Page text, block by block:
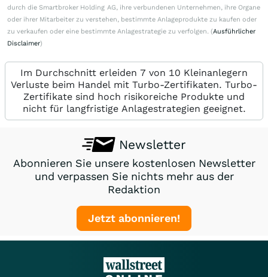
durch die Smartbroker Holding AG, ihre verbundenen Unternehmen, ihre Organe
oder ihrer Mitarbeiter zu verstehen, bestimmte Anlageprodukte zu kaufen oder
zu verkaufen oder eine bestimmte Anlagestrategie zu verfolgen. (Ausführlicher
Disclaimer)
Im Durchschnitt erleiden 7 von 10 Kleinanlegern
Verluste beim Handel mit Turbo-Zertifikaten. Turbo-
Zertifikate sind hoch risikoreiche Produkte und
nicht für langfristige Anlagestrategien geeignet.
Newsletter
Abonnieren Sie unsere kostenlosen Newsletter
und verpassen Sie nichts mehr aus der
Redaktion
Jetzt abonnieren!